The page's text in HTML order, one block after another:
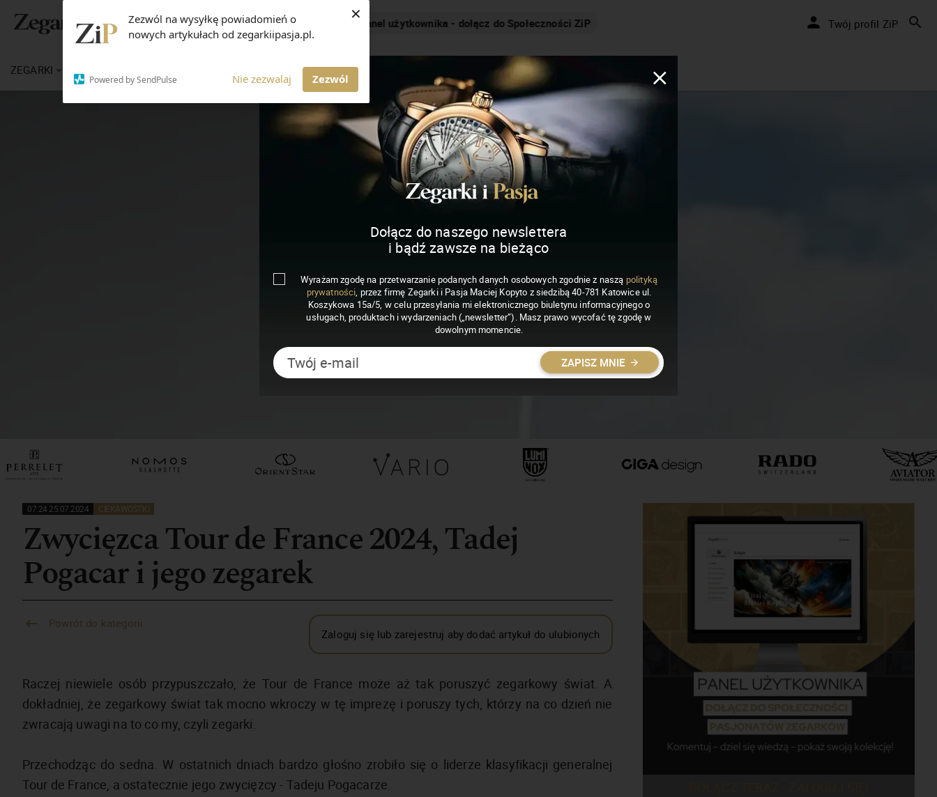
Zezwól na wysyłkę powiadomień o
nowych artykułach od zegarkiipasja.pl.
Powered by SendPulse Nie zezwalaj Zezwól
× Nakręcamy pozytywnie... cały czas! Twój profil ZiP
ZEGARKI MAGAZYN ZEGARKI I PASJA
07:24 25.07.2024 CIEKAWOSTKI
Zwycięzca Tour de France 2024, Tadej
Pogacar i jego zegarek
Powrót do kategorii
Zaloguj się lub zarejestruj aby dodać artykuł do ulubionych
Raczej niewiele osób przypuszczało, że Tour de France może aż tak poruszyć zegarkowy świat. A
dokładniej, że zegarkowy świat tak mocno wkroczy w tę imprezę i poruszy tych, którzy na co dzień nie
zwracają uwagi na to co my, czyli zegarki.
Przechodząc do sedna. W ostatnich dniach bardzo głośno zrobiło się o liderze klasyfikacji generalnej
Tour de France, a ostatecznie jego zwycięzcy - Tadeju Pogacarze.
Dołącz do naszego newslettera
i bądź zawsze na bieżąco
Wyrażam zgodę na przetwarzanie podanych danych osobowych zgodnie z naszą polityką
prywatności, przez firmę Zegarki i Pasja Maciej Kopyto z siedzibą 40-781 Katowice ul.
Koszykowa 15a/5, w celu przesyłania mi elektronicznego biuletynu informacyjnego o
usługach, produktach i wydarzeniach („newsletter”). Masz prawo wycofać tę zgodę w
dowolnym momencie.
ZAPISZ MNIE